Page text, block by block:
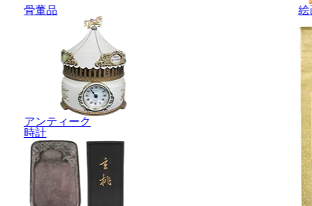
骨董品
アンティーク
時計
絵